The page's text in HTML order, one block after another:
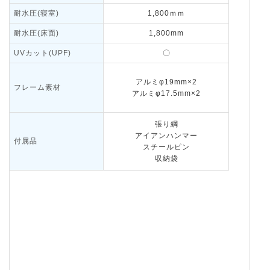
耐水圧(寝室) 1,800ｍｍ
耐水圧(床面) 1,800mm
UVカット(UPF) 〇
フレーム素材
アルミφ19mm×2
アルミφ17.5mm×2
付属品
張り綱
アイアンハンマー
スチールピン
収納袋